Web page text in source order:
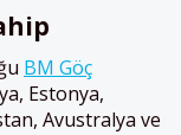
BM Göç
Estonya,
Avustralya ve